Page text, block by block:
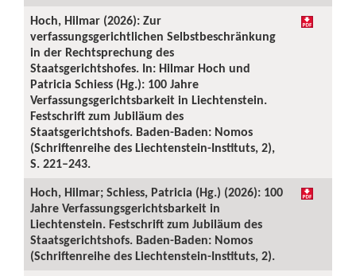
Hoch, Hilmar (2026): Zur
verfassungsgerichtlichen Selbstbeschränkung
in der Rechtsprechung des
Staatsgerichtshofes. In: Hilmar Hoch und
Patricia Schiess (Hg.): 100 Jahre
Verfassungsgerichtsbarkeit in Liechtenstein.
Festschrift zum Jubiläum des
Staatsgerichtshofs. Baden-Baden: Nomos
(Schriftenreihe des Liechtenstein-Instituts, 2),
S. 221–243.
Hoch, Hilmar; Schiess, Patricia (Hg.) (2026): 100
Jahre Verfassungsgerichtsbarkeit in
Liechtenstein. Festschrift zum Jubiläum des
Staatsgerichtshofs. Baden-Baden: Nomos
(Schriftenreihe des Liechtenstein-Instituts, 2).